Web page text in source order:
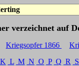
verzeichnet auf
Kriegsopfer 1866
K L M N O P Q R S